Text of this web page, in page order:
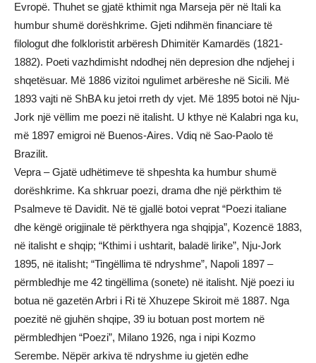
Evropë. Thuhet se gjatë kthimit nga Marseja për në Itali ka
humbur shumë dorëshkrime. Gjeti ndihmën financiare të
filologut dhe folkloristit arbëresh Dhimitër Kamardës (1821-
1882). Poeti vazhdimisht ndodhej nën depresion dhe ndjehej i
shqetësuar. Më 1886 vizitoi ngulimet arbëreshe në Sicili. Më
1893 vajti në ShBA ku jetoi rreth dy vjet. Më 1895 botoi në Nju-
Jork një vëllim me poezi në italisht. U kthye në Kalabri nga ku,
më 1897 emigroi në Buenos-Aires. Vdiq në Sao-Paolo të
Brazilit.
Vepra – Gjatë udhëtimeve të shpeshta ka humbur shumë
dorëshkrime. Ka shkruar poezi, drama dhe një përkthim të
Psalmeve të Davidit. Në të gjallë botoi veprat “Poezi italiane
dhe këngë origjinale të përkthyera nga shqipja”, Kozencë 1883,
në italisht e shqip; “Kthimi i ushtarit, baladë lirike”, Nju-Jork
1895, në italisht; “Tingëllima të ndryshme”, Napoli 1897 –
përmbledhje me 42 tingëllima (sonete) në italisht. Një poezi iu
botua në gazetën Arbri i Ri të Xhuzepe Skiroit më 1887. Nga
poezitë në gjuhën shqipe, 39 iu botuan post mortem në
përmbledhjen “Poezi”, Milano 1926, nga i nipi Kozmo
Serembe. Nëpër arkiva të ndryshme iu gjetën edhe